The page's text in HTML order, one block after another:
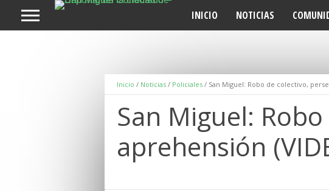
INICIO NOTICIAS
Inicio / Noticias / Policiales / San Miguel: Robo de colectivo,
San Miguel:
aprehensión